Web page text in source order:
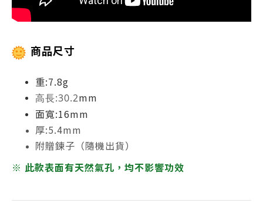
商品尺寸
重:7.8g
高長:30.2mm
面寬:16mm
厚:5.4mm
附贈鍊子（隨機出貨）
※ 此款表面有天然氣孔，均不影響功效